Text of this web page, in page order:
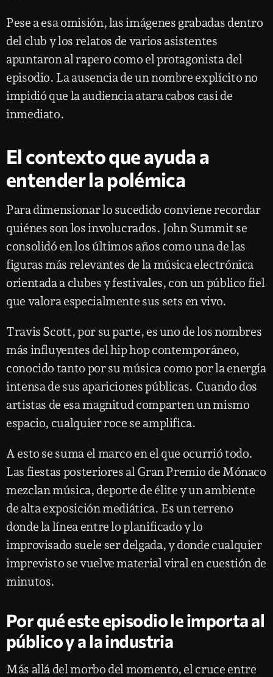
Pese a esa omisión, las imágenes grabadas dentro
del club y los relatos de varios asistentes
apuntaron al rapero como el protagonista del
episodio. La ausencia de un nombre explícito no
impidió que la audiencia atara cabos casi de
inmediato.
El contexto que ayuda a
entender la polémica
Para dimensionar lo sucedido conviene recordar
quiénes son los involucrados. John Summit se
consolidó en los últimos años como una de las
figuras más relevantes de la música electrónica
orientada a clubes y festivales, con un público fiel
que valora especialmente sus sets en vivo.
Travis Scott, por su parte, es uno de los nombres
más influyentes del hip hop contemporáneo,
conocido tanto por su música como por la energía
intensa de sus apariciones públicas. Cuando dos
artistas de esa magnitud comparten un mismo
espacio, cualquier roce se amplifica.
A esto se suma el marco en el que ocurrió todo.
Las fiestas posteriores al Gran Premio de Mónaco
mezclan música, deporte de élite y un ambiente
de alta exposición mediática. Es un terreno
donde la línea entre lo planificado y lo
improvisado suele ser delgada, y donde cualquier
imprevisto se vuelve material viral en cuestión de
minutos.
Por qué este episodio le importa al
público y a la industria
Más allá del morbo del momento, el cruce entre